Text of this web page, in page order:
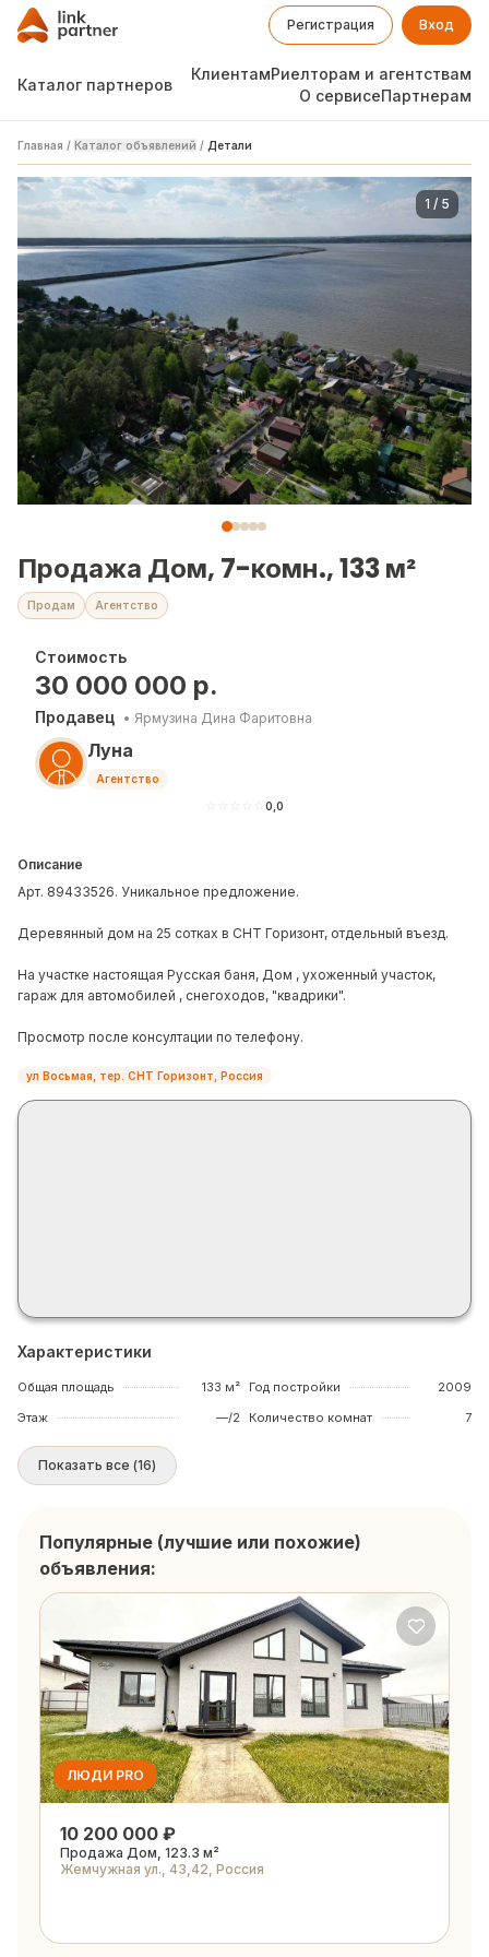
Регистрация Вход
Каталог партнеров
КлиентамРиелторам и агентствам
О сервисеПартнерам
Главная / Каталог объявлений / Детали
1 / 5
Продажа Дом, 7-комн., 133 м²
Продам Агентство
Стоимость
30 000 000 р.
Продавец • Ярмузина Дина Фаритовна
Луна
Агентство
0,0
Описание
Арт. 89433526. Уникальное предложение.
Деревянный дом на 25 сотках в СНТ Горизонт, отдельный въезд.
На участке настоящая Русская баня, Дом , ухоженный участок,
гараж для автомобилей , снегоходов, "квадрики".
Просмотр после консултации по телефону.
ул Восьмая, тер. СНТ Горизонт, Россия
Характеристики
Общая площадь
133 м²
Этаж
—/2
Год постройки
2009
Количество комнат
7
Показать все (16)
Популярные (лучшие или похожие)
объявления:
ЛЮДИ PRO
10 200 000 ₽
Продажа Дом, 123.3 м²
Жемчужная ул., 43,42, Россия